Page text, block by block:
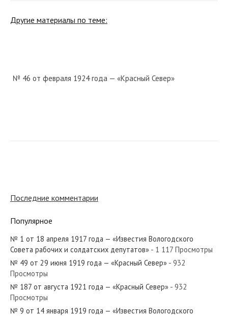
Другие материалы по теме:
№ 46 от февраля 1924 года — «Красный Север»
№ 96 от апреля 1984 года — «Красный Север»
№ 137 от июня 1972 года — «Красный Север»
Последние комментарии
Популярное
№ 1 от 18 апреля 1917 года — «Известия Вологодского
Совета рабочих и солдатских депутатов» - 1 117 Просмотры
№ 49 от 29 июня 1919 года — «Красный Север» - 932
Просмотры
№ 187 от августа 1921 года — «Красный Север» - 932
Просмотры
№ 9 от 14 января 1919 года — «Известия Вологодского